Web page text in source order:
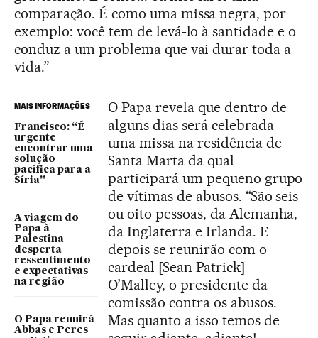
comparação. É como uma missa negra, por
exemplo: você tem de levá-lo à santidade e o
conduz a um problema que vai durar toda a
vida.”
MAIS INFORMAÇÕES
Francisco: “É
urgente
encontrar uma
solução
pacífica para a
Síria”
A viagem do
Papa à
Palestina
desperta
ressentimento
e expectativas
na região
O Papa reunirá
Abbas e Peres
O Papa revela que dentro de
alguns dias será celebrada
uma missa na residência de
Santa Marta da qual
participará um pequeno grupo
de vítimas de abusos. “São seis
ou oito pessoas, da Alemanha,
da Inglaterra e Irlanda. E
depois se reunirão com o
cardeal [Sean Patrick]
O’Malley, o presidente da
comissão contra os abusos.
Mas quanto a isso temos de